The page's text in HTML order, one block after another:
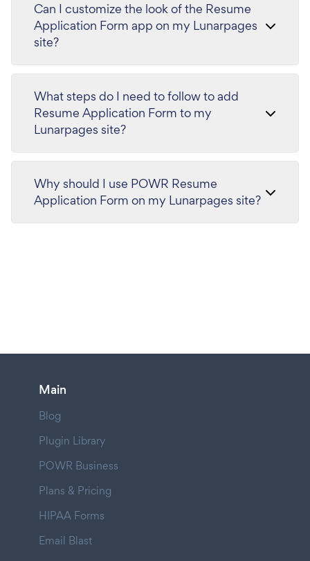
Can I customize the look of the Resume
Application Form app on my Lunarpages
site?
What steps do I need to follow to add
Resume Application Form to my
Lunarpages site?
Why should I use POWR Resume
Application Form on my Lunarpages site?
Main
Blog
Plugin Library
POWR Business
Plans & Pricing
HIPAA Forms
Email Blast